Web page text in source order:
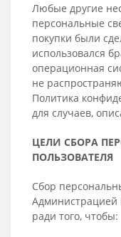
Любые другие
персональные
покупки были
использовался
операционная
не
Политика
для случаев,
ЦЕЛИ СБОРА
ПОЛЬЗОВАТЕЛЯ
Сбор
Администрацией
ради того, чтобы: